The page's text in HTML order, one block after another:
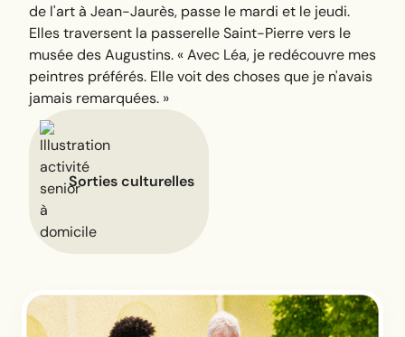
de l'art à Jean-Jaurès, passe le mardi et le jeudi.
Elles traversent la passerelle Saint-Pierre vers le
musée des Augustins.« Avec Léa, je redécouvre mes
peintres préférés. Elle voit des choses que je n'avais
jamais remarquées. »
Sorties culturelles